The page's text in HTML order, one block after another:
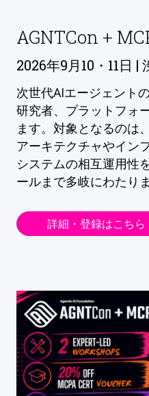
AGNTCon +
2026年9月10・11日 |
次世代AIエージェント
研究者、プラットフォ
ます。対象となるのは
アーキテクチャやイン
システムの相互運用性
ールまで多岐にわたりま
詳細・登録はこちら